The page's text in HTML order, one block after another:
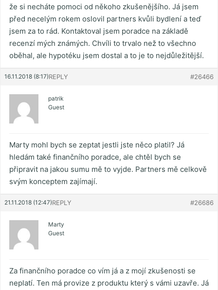
že si necháte pomoci od někoho zkušenějšího. Já jsem
před necelým rokem oslovil partners kvůli bydlení a teď
jsem za to rád. Kontaktoval jsem poradce na základě
recenzí mých známých. Chvíli to trvalo než to všechno
oběhal, ale hypotéku jsem dostal a to je to nejdůležitější.
16.11.2018 (8:17) #26466
REPLY
patrik
Guest
Marty mohl bych se zeptat jestli jste něco platil? Já
hledám také finančního poradce, ale chtěl bych se
připravit na jakou sumu mě to vyjde. Partners mě celkově
svým konceptem zajímají.
21.11.2018 (12:47) #26686
REPLY
Marty
Guest
Za finančního poradce co vím já a z mojí zkušenosti se
neplatí. Ten má provize z produktu který s vámi uzavře. Já